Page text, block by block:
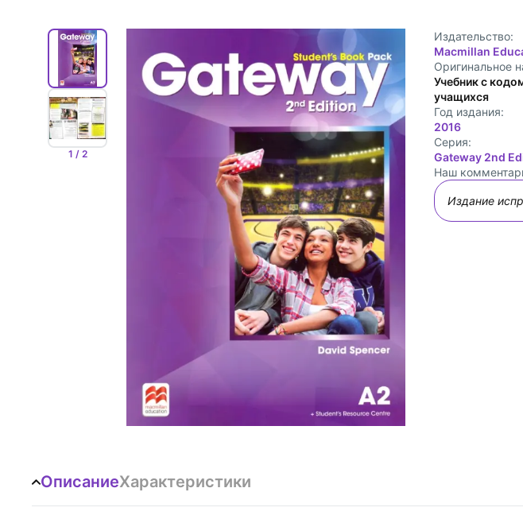
1 / 2
Издательство:
Macmillan
Оригинальное
Учебник с
учащихся
Год издания:
2016
Cерия:
Gateway 2nd
Наш
Издание
ОписаниеХарактеристики